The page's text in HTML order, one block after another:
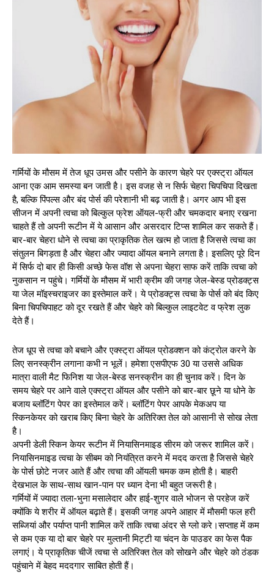
गर्मियों के मौसम में तेज धूप उमस और पसीने के कारण चेहरे पर एक्स्ट्रा ऑयल
आना एक आम समस्या बन जाती है। इस वजह से न सिर्फ चेहरा चिपचिपा दिखता
है, बल्कि पिंपल्स और बंद पोर्स की परेशानी भी बढ़ जाती है। अगर आप भी इस
सीजन में अपनी त्वचा को बिल्कुल फ्रेश ऑयल-फ्री और चमकदार बनाए रखना
चाहते हैं तो अपनी रूटीन में ये आसान और असरदार टिप्स शामिल कर सकते हैं।
बार-बार चेहरा धोने से त्वचा का प्राकृतिक तेल खत्म हो जाता है जिससे त्वचा का
संतुलन बिगड़ता है और चेहरा और ज्यादा ऑयल बनाने लगता है। इसलिए पूरे दिन
में सिर्फ दो बार ही किसी अच्छे फेस वॉश से अपना चेहरा साफ करें ताकि त्वचा को
नुकसान न पहुंचे। गर्मियों के मौसम में भारी क्रीम की जगह जेल-बेस्ड प्रोडक्ट्स
या जेल मॉइस्चराइजर का इस्तेमाल करें। ये प्रोडक्ट्स त्वचा के पोर्स को बंद किए
बिना चिपचिपाहट को दूर रखते हैं और चेहरे को बिल्कुल लाइटवेट व फ्रेश लुक
देते हैं।
तेज धूप से त्वचा को बचाने और एक्स्ट्रा ऑयल प्रोडक्शन को कंट्रोल करने के
लिए सनस्क्रीन लगाना कभी न भूलें। हमेशा एसपीएफ 30 या उससे अधिक
मात्रा वाली मैट फिनिश या जेल-बेस्ड सनस्क्रीन का ही चुनाव करें। दिन के
समय चेहरे पर आने वाले एक्स्ट्रा ऑयल और पसीने को बार-बार छूने या धोने के
बजाय ब्लॉटिंग पेपर का इस्तेमाल करें। ब्लॉटिंग पेपर आपके मेकअप या
स्किनकेयर को खराब किए बिना चेहरे के अतिरिक्त तेल को आसानी से सोख लेता
है।
अपनी डेली स्किन केयर रूटीन में नियासिनमाइड सीरम को जरूर शामिल करें।
नियासिनमाइड त्वचा के सीबम को नियंत्रित करने में मदद करता है जिससे चेहरे
के पोर्स छोटे नजर आते हैं और त्वचा की ऑयली चमक कम होती है। बाहरी
देखभाल के साथ-साथ खान-पान पर ध्यान देना भी बहुत जरूरी है।
गर्मियों में ज्यादा तला-भुना मसालेदार और हाई-शुगर वाले भोजन से परहेज करें
क्योंकि ये शरीर में ऑयल बढ़ाते हैं। इसकी जगह अपने आहार में मौसमी फल हरी
सब्जियां और पर्याप्त पानी शामिल करें ताकि त्वचा अंदर से ग्लो करे।सप्ताह में कम
से कम एक या दो बार चेहरे पर मुल्तानी मिट्टी या चंदन के पाउडर का फेस पैक
लगाएं। ये प्राकृतिक चीजें त्वचा से अतिरिक्त तेल को सोखने और चेहरे को ठंडक
पहुंचाने में बेहद मददगार साबित होती हैं।